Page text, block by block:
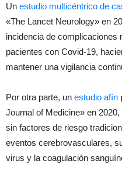
Un estudio multicéntrico de
«The Lancet Neurology» en
incidencia de complicaciones
pacientes con Covid-19,
mantener una vigilancia
Por otra parte, un estudio afín
Journal of Medicine» en
sin factores de riesgo
eventos cerebrovasculares,
virus y la coagulación